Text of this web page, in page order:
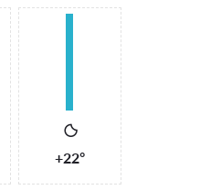
+22°